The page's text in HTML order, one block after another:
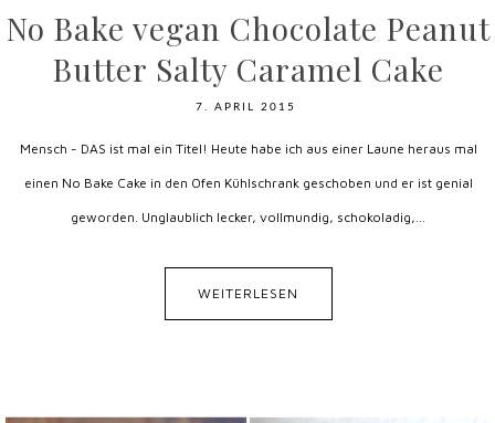
No Bake vegan Chocolate Peanut
Butter Salty Caramel Cake
7. APRIL 2015
Mensch - DAS ist mal ein Titel! Heute habe ich aus einer Laune heraus mal
einen No Bake Cake in den Ofen Kühlschrank geschoben und er ist genial
geworden. Unglaublich lecker, vollmundig, schokoladig,...
WEITERLESEN